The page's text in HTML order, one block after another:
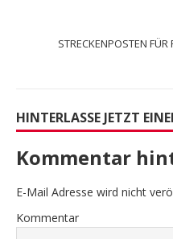
STRECKENPOSTEN FÜR
HINTERLASSE JETZT
Kommentar
E-Mail Adresse wird nicht
Kommentar